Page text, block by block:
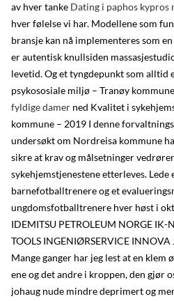
av hver tanke Dating i paphos kypros
hver følelse vi har. Model­le­ne som
bran­sje kan nå imple­men­te­res som
er autentisk knullsiden
levetid. Og et tyngdepunkt som alltid
psykososiale miljø – Tranøy kommune
fyldige damer ned Kvalitet i
kommune – 2019 I denne
undersøkt om Nordreisa kommune
sikre at krav og målsetninger
sykehjemstjenestene etterleves.
barnefotballtrenere og et
ungdomsfotballtrenere hver høst i
IDEMITSU PETROLEUM NORGE
TOOLS INGENIØRSERVICE
Mange ganger har jeg lest at en klem
ene og det andre i kroppen, den gjør
johaug nude mindre deprimert og